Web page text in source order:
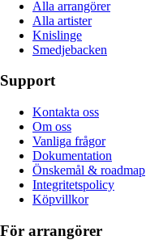
Alla arrangörer
Alla artister
Knislinge
Smedjebacken
Support
Kontakta oss
Om oss
Vanliga frågor
Dokumentation
Önskemål & roadmap
Integritetspolicy
Köpvillkor
För arrangörer